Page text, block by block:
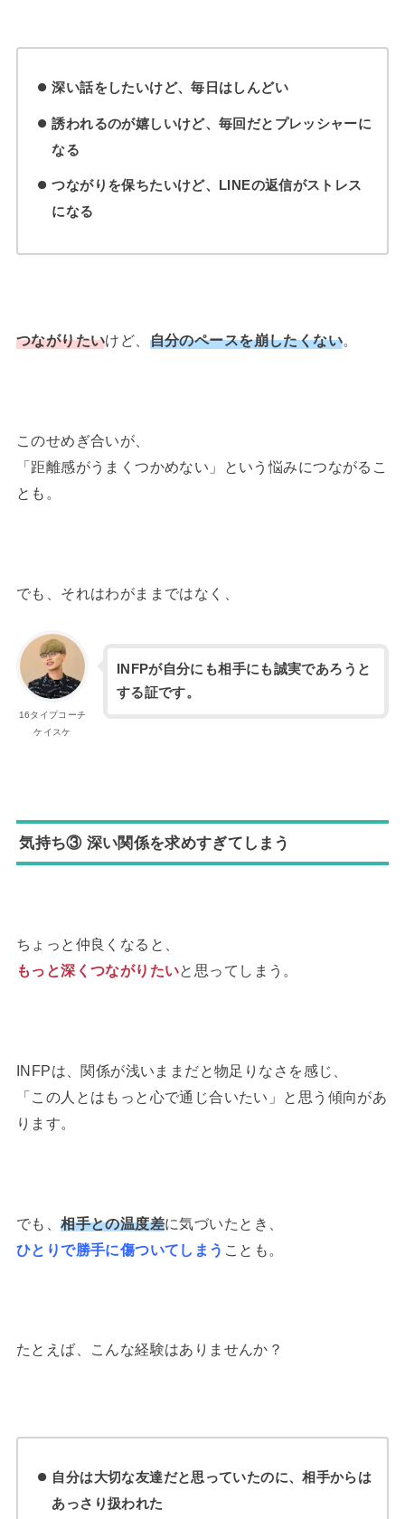
深い話をしたいけど、毎日はしんどい
誘われるのが嬉しいけど、毎回だとプレッシャーに
なる
つながりを保ちたいけど、LINEの返信がストレス
になる
つながりたいけど、 自分のペースを崩したくない。
このせめぎ合いが、
「距離感がうまくつかめない」という悩みにつながるこ
とも。
でも、それはわがままではなく、
16タイプコーチ
ケイスケ
INFPが自分にも相手にも誠実であろうと
する証です。
気持ち③ 深い関係を求めすぎてしまう
ちょっと仲良くなると、
もっと深くつながりたいと思ってしまう。
INFPは、関係が浅いままだと物足りなさを感じ、
「この人とはもっと心で通じ合いたい」と思う傾向があ
ります。
でも、相手との温度差に気づいたとき、
ひとりで勝手に傷ついてしまう ことも。
たとえば、こんな経験はありませんか？
自分は大切な友達だと思っていたのに、相手からは
あっさり扱われた